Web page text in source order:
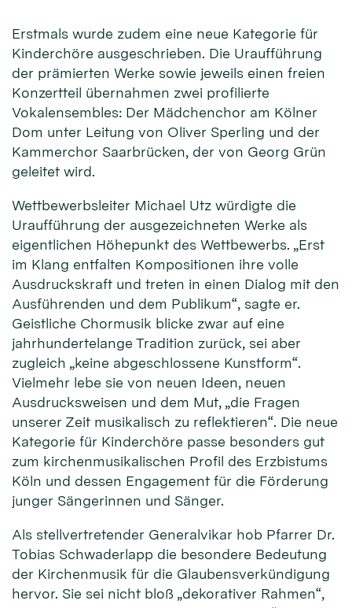
Erstmals wurde zudem eine neue Kategorie für
Kinderchöre ausgeschrieben. Die Uraufführung
der prämierten Werke sowie jeweils einen freien
Konzertteil übernahmen zwei profilierte
Vokalensembles: Der Mädchenchor am Kölner
Dom unter Leitung von Oliver Sperling und der
Kammerchor Saarbrücken, der von Georg Grün
geleitet wird.
Wettbewerbsleiter Michael Utz würdigte die
Uraufführung der ausgezeichneten Werke als
eigentlichen Höhepunkt des Wettbewerbs. „Erst
im Klang entfalten Kompositionen ihre volle
Ausdruckskraft und treten in einen Dialog mit den
Ausführenden und dem Publikum“, sagte er.
Geistliche Chormusik blicke zwar auf eine
jahrhundertelange Tradition zurück, sei aber
zugleich „keine abgeschlossene Kunstform“.
Vielmehr lebe sie von neuen Ideen, neuen
Ausdrucksweisen und dem Mut, „die Fragen
unserer Zeit musikalisch zu reflektieren“. Die neue
Kategorie für Kinderchöre passe besonders gut
zum kirchenmusikalischen Profil des Erzbistums
Köln und dessen Engagement für die Förderung
junger Sängerinnen und Sänger.
Als stellvertretender Generalvikar hob Pfarrer Dr.
Tobias Schwaderlapp die besondere Bedeutung
der Kirchenmusik für die Glaubensverkündigung
hervor. Sie sei nicht bloß „dekorativer Rahmen“,